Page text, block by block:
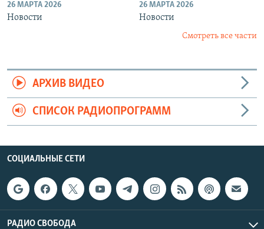
26 МАРТА 2026
Новости
26 МАРТА 2026
Новости
Смотреть все части
АРХИВ ВИДЕО
СПИСОК РАДИОПРОГРАММ
СОЦИАЛЬНЫЕ СЕТИ
РАДИО СВОБОДА